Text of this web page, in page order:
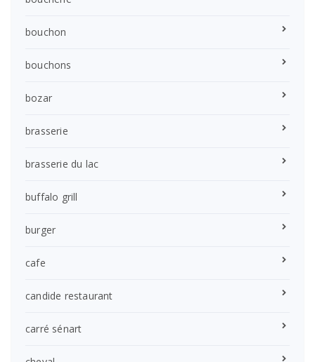
bouchon
bouchons
bozar
brasserie
brasserie du lac
buffalo grill
burger
cafe
candide restaurant
carré sénart